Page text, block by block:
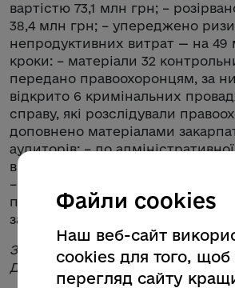
вартістю 73,1 млн грн; –
38,4 млн грн; – упереджено
непродуктивних витрат — на 49
кроки: – матеріали 32
передано правоохоронцям, за
відкрито 6 кримінальних
справу, які розслідували
доповнено матеріалами
аудиторів; – до адміністративної
відповідальності притягнули
– ухвалено 18 управлінських
посилення фінансової
запобігання порушенням у
За інформацією Управління
Держаудитслужби в
Файли cookies
Наш веб-сайт
cookies для того, щоб
перегляд сайту